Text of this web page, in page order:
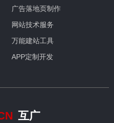
广告落地页制作
网站技术服务
万能建站工具
APP定制开发
互广